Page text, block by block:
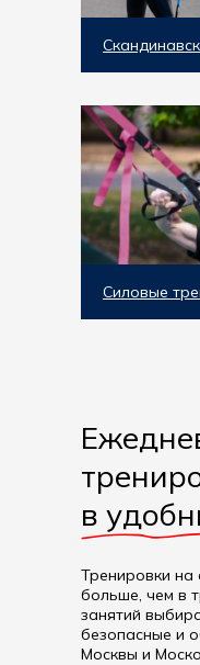
Силовые
в
Тренировки
больше, чем в
занятий
безопасные и
Москвы и